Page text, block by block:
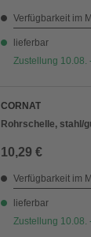
Verfügbarkeit im
lieferbar
Zustellung 10.08.
CORNAT
Rohrschelle, stahl/
10,29 €
Verfügbarkeit im
lieferbar
Zustellung 10.08.